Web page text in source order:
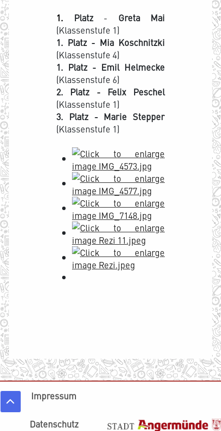
1.
Platz- Greta Mai
(Klassenstufe 1)
1. Platz - Mia Koschnitzki
(Klassenstufe 4)
1. Platz - Emil Helmecke
(Klassenstufe 6)
2.
Platz - Felix Peschel
(Klassenstufe 1)
3. Platz - Marie Stepper
(Klassenstufe 1)
Impressum
Datenschutz